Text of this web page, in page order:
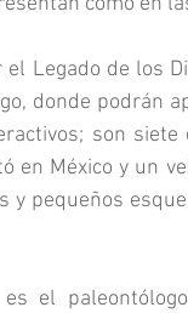
Legado de los
donde podrán
son
en México y un
pequeños
el